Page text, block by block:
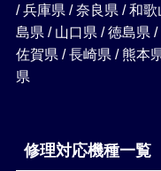
/ 兵庫県 / 奈良県 / 和
島県 / 山口県 / 徳島県
佐賀県 / 長崎県 / 熊本
県
修理対応機種一覧